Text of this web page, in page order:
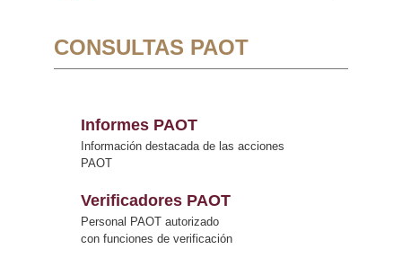
CONSULTAS PAOT
Informes PAOT
Información destacada de las acciones
PAOT
Verificadores PAOT
Personal PAOT autorizado
con funciones de verificación